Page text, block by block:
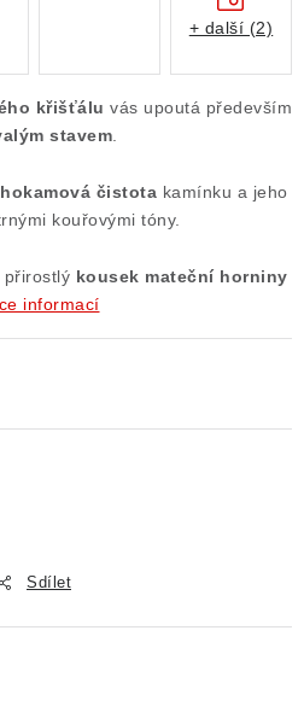
od smlouvy
křišťálu vás upoutá především
stavem
čistota kamínku a jeho
kouřovými tóny.
přirostlý kousek mateční horniny
informací
Sdílet
+ další (2)